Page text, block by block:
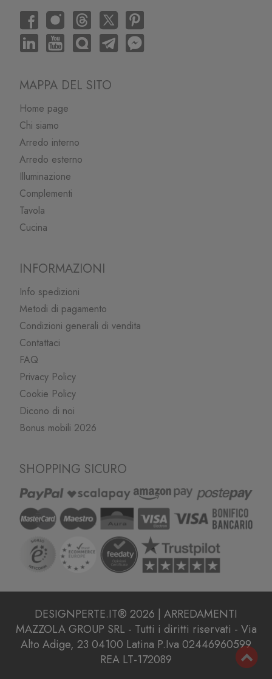
MAPPA DEL SITO
Home page
Chi siamo
Arredo interno
Arredo esterno
Illuminazione
Complementi
Tavola
Cucina
INFORMAZIONI
Info spedizioni
Metodi di pagamento
Condizioni generali di vendita
Contattaci
FAQ
Privacy Policy
Cookie Policy
Dicono di noi
Bonus mobili 2026
SHOPPING SICURO
DESIGNPERTE.IT® 2026 | ARREDAMENTI
MAZZOLA GROUP SRL - Tutti i diritti riservati - Via
Alto Adige, 23 04100 Latina P.Iva 02446960599
REA LT-172089